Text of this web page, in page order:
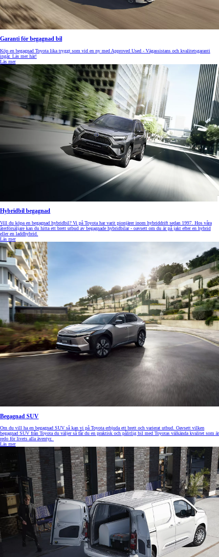
Garanti för begagnad bil
Köp en begagnad Toyota lika tryggt som vid en ny med Approved Used - Vägassistans och kvalitetsgaranti
ingår. Läs mer här!
Läs mer
Hybridbil begagnad
Vill du köpa en begagnad hybridbil? Vi på Toyota har varit pionjärer inom hybriddrift sedan 1997. Hos våra
återförsäljare kan du hitta ett brett utbud av begagnade hybridbilar - oavsett om du är på jakt efter en hybrid
eller en laddhybrid.
Läs mer
Begagnad SUV
Om du vill ha en begagnad SUV så kan vi på Toyota erbjuda ett brett och varierat utbud. Oavsett vilken
begagnad SUV från Toyota du väljer så får du en praktisk och pålitlig bil med Toyotas välkända kvalitet som är
redo för livets alla äventyr.
Läs mer